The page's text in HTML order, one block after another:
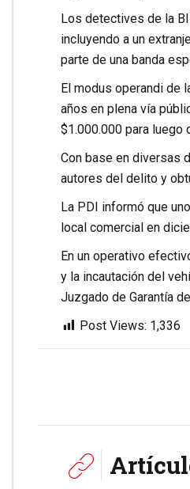
Los detectives de la
incluyendo a un
parte de una banda
El modus operandi de
años en plena vía
$1.000.000 para luego
Con base en diversas
autores del delito y
La PDI informó que
local comercial en
En un operativo
y la incautación del
Juzgado de Garantía
Post Views: 1,336